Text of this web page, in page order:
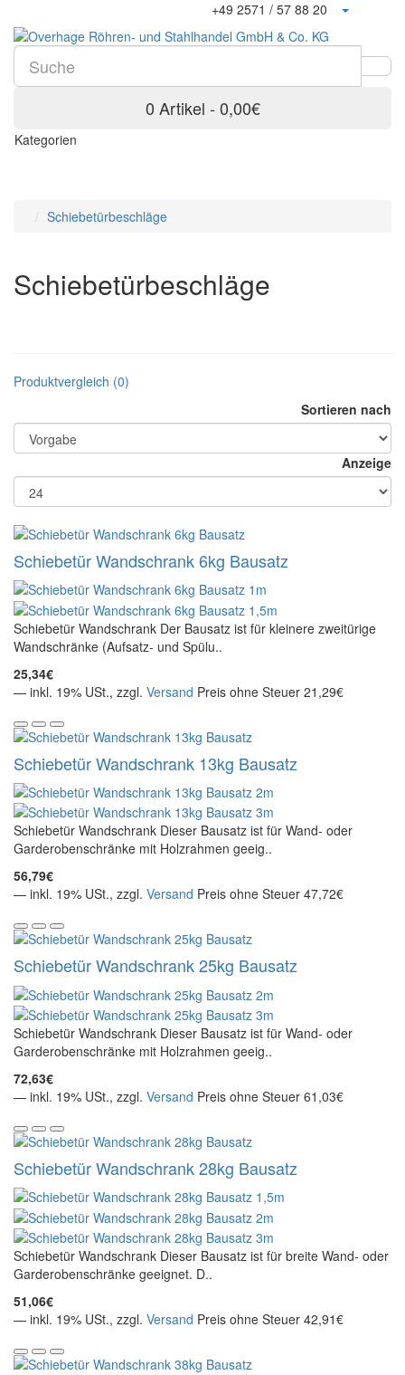
+49 2571 / 57 88 20
0 Artikel - 0,00€
Kategorien
Schiebetürbeschläge
Schiebetürbeschläge
Produktvergleich (0)
Sortieren nach
Anzeige
Schiebetür Wandschrank 6kg Bausatz
Schiebetür Wandschrank Der Bausatz ist für kleinere zweitürige
Wandschränke (Aufsatz- und Spülu..
25,34€
— inkl. 19% USt., zzgl. Versand Preis ohne Steuer 21,29€
Schiebetür Wandschrank 13kg Bausatz
Schiebetür Wandschrank Dieser Bausatz ist für Wand- oder
Garderobenschränke mit Holzrahmen geeig..
56,79€
— inkl. 19% USt., zzgl. Versand Preis ohne Steuer 47,72€
Schiebetür Wandschrank 25kg Bausatz
Schiebetür Wandschrank Dieser Bausatz ist für Wand- oder
Garderobenschränke mit Holzrahmen geeig..
72,63€
— inkl. 19% USt., zzgl. Versand Preis ohne Steuer 61,03€
Schiebetür Wandschrank 28kg Bausatz
Schiebetür Wandschrank Dieser Bausatz ist für breite Wand- oder
Garderobenschränke geeignet. D..
51,06€
— inkl. 19% USt., zzgl. Versand Preis ohne Steuer 42,91€